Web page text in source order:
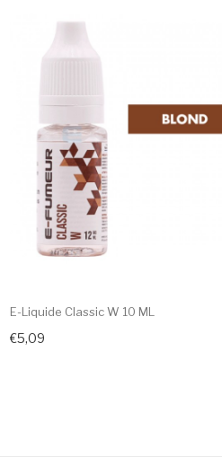
E-Liquide Classic W 10 ML
€5,09